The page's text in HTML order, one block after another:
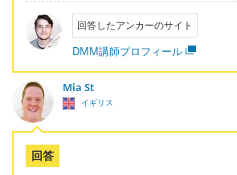
回答したアンカーのサイト
DMM講師プロフィール
Mia St
イギリス
回答